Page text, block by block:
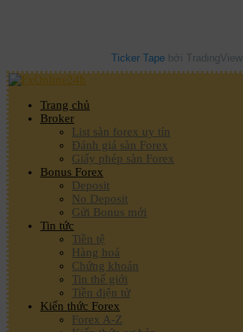
Ticker Tape bởi TradingView
Trang chủ
Broker
List sàn forex uy tín
Đánh giá sàn Forex
Giấy phép sàn Forex
Bonus Forex
Deposit
No Deposit
Gửi Bonus mới
Tin tức
Tiền tệ
Hàng hoá
Chứng khoán
Tin thế giới
Tiền điện tử
Kiến thức Forex
Forex A-Z